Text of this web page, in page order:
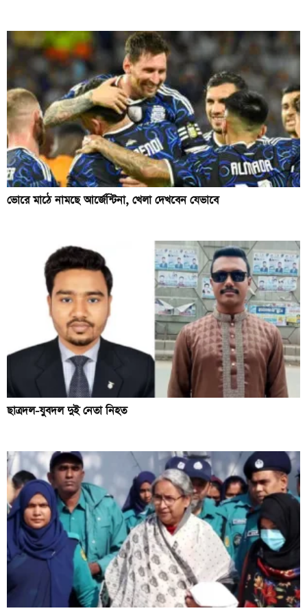
ভোরে মাঠে নামছে আর্জেন্টিনা, খেলা দেখবেন যেভাবে
ছাত্রদল-যুবদল দুই নেতা নিহত